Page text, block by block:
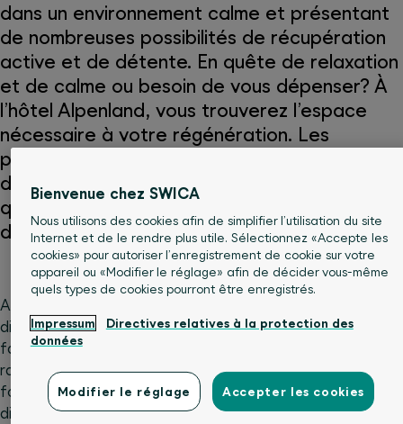
dans un environnement calme et présentant
de nombreuses possibilités de récupération
active et de détente. En quête de relaxation
et de calme ou besoin de vous dépenser? À
l’hôtel Alpenland, vous trouverez l’espace
nécessaire à votre régénération. Les
personnes assurées chez SWICA bénéficient
d’une remise de 15 % lors d’un séjour de
quatre nuits – une offre exclusive axée sur la
détente et la santé.
Après un déjeuner énergisant, l’aventure s’offre à vous
directement depuis l’hôtel: en hiver, il est possible de
faire du ski de fond, des raquettes ou du ski de
randonnée dans la vallée de Lauenen. La piste de ski de
fond, qui traverse la réserve naturelle de Rohr, part
directement depuis l’hôtel. En été, vous profiterez de
Bienvenue chez SWICA
Nous utilisons des cookies afin de simplifier l’utilisation du site
Internet et de le rendre plus utile. Sélectionnez «Accepte les
cookies» pour autoriser l’enregistrement de cookie sur votre
appareil ou «Modifier le réglage» afin de décider vous-même
quels types de cookies pourront être enregistrés.
Impressum
Directives relatives à la protection des
données
Modifier le réglage Accepter les cookies